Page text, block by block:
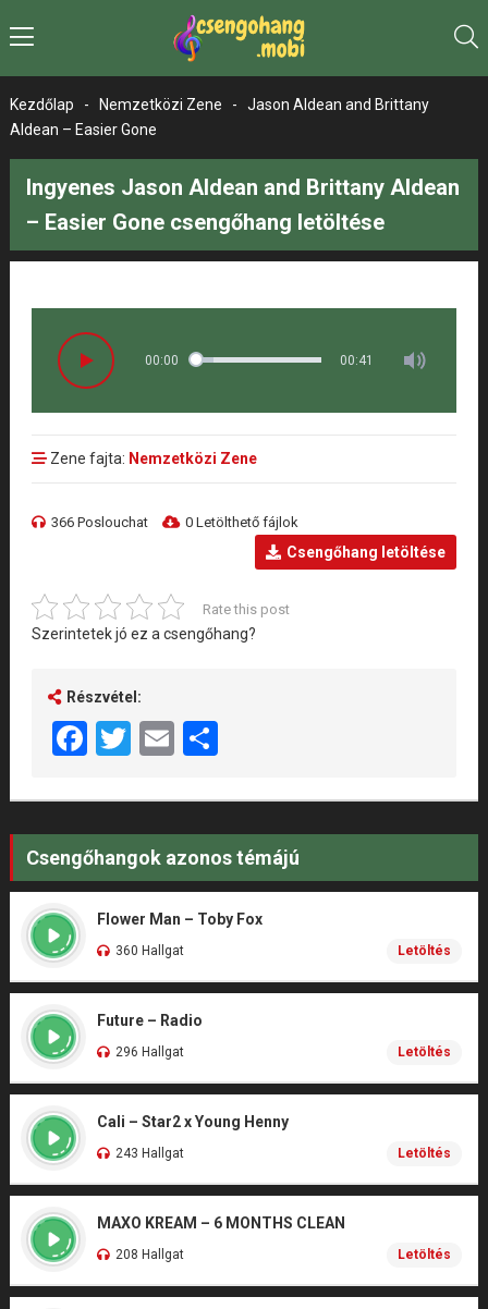
Kezdőlap - Nemzetközi Zene -
Jason Aldean and Brittany
Aldean – Easier Gone
Ingyenes Jason Aldean and Brittany Aldean
– Easier Gone csengőhang letöltése
00:00 00:41
Zene fajta: Nemzetközi Zene
366 Poslouchat 0 Letölthető fájlok
Csengőhang letöltése
Rate this post
Szerintetek jó ez a csengőhang?
Részvétel:
Facebook
Twitter
EmailShare
Csengőhangok azonos témájú
Flower Man – Toby Fox
360 Hallgat Letöltés
Future – Radio
296 Hallgat Letöltés
Cali – Star2 x Young Henny
243 Hallgat Letöltés
MAXO KREAM – 6 MONTHS CLEAN
208 Hallgat Letöltés